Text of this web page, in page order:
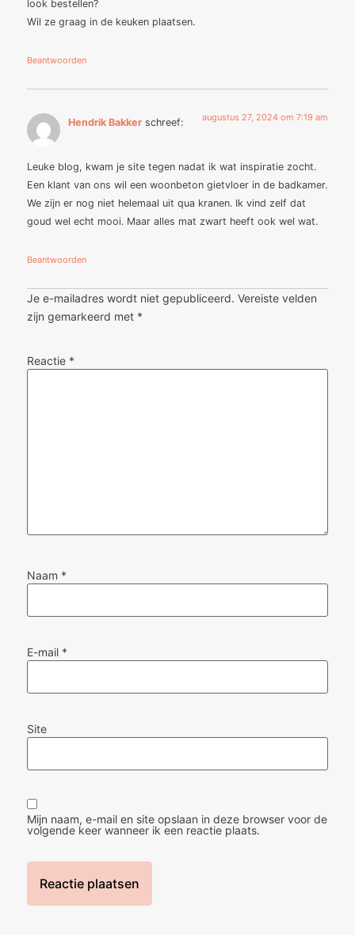
look bestellen?
Wil ze graag in de keuken plaatsen.
Beantwoorden
Hendrik Bakker schreef: augustus 27, 2024 om 7:19 am
Leuke blog, kwam je site tegen nadat ik wat inspiratie zocht.
Een klant van ons wil een woonbeton gietvloer in de badkamer.
We zijn er nog niet helemaal uit qua kranen. Ik vind zelf dat
goud wel echt mooi. Maar alles mat zwart heeft ook wel wat.
Beantwoorden
Je e-mailadres wordt niet gepubliceerd. Vereiste velden
zijn gemarkeerd met *
Reactie *
Naam *
E-mail *
Site
Mijn naam, e-mail en site opslaan in deze browser voor de
volgende keer wanneer ik een reactie plaats.